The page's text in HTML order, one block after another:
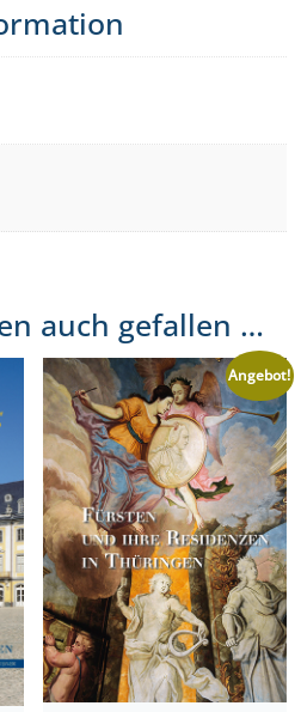
auch gefallen …
Angebot!